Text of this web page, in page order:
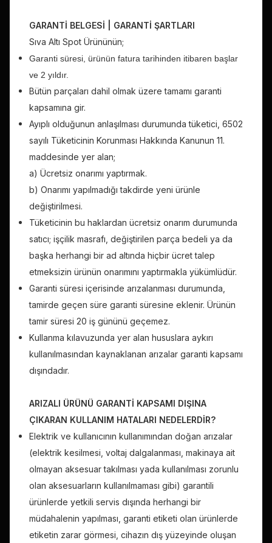
GARANTİ BELGESİ | GARANTİ ŞARTLARI
Sıva Altı Spot Ürününün;
Garanti süresi, ürünün fatura tarihinden itibaren başlar
ve 2 yıldır.
Bütün parçaları dahil olmak üzere tamamı garanti
kapsamına gir.
Ayıplı olduğunun anlaşılması durumunda tüketici, 6502
sayılı Tüketicinin Korunması Hakkında Kanunun 11.
maddesinde yer alan;
a) Ücretsiz onarımı yaptırmak.
b) Onarımı yapılmadığı takdirde yeni ürünle
değiştirilmesi.
Tüketicinin bu haklardan ücretsiz onarım durumunda
satıcı; işçilik masrafı, değiştirilen parça bedeli ya da
başka herhangi bir ad altında hiçbir ücret talep
etmeksizin ürünün onarımını yaptırmakla yükümlüdür.
Garanti süresi içerisinde arızalanması durumunda,
tamirde geçen süre garanti süresine eklenir. Ürünün
tamir süresi 20 iş gününü geçemez.
Kullanma kılavuzunda yer alan hususlara aykırı
kullanılmasından kaynaklanan arızalar garanti kapsamı
dışındadır.
ARIZALI ÜRÜNÜ GARANTİ KAPSAMI DIŞINA
ÇIKARAN KULLANIM HATALARI NEDELERDİR?
Elektrik ve kullanıcının kullanımından doğan arızalar
(elektrik kesilmesi, voltaj dalgalanması, makinaya ait
olmayan aksesuar takılması yada kullanılması zorunlu
olan aksesuarların kullanılmaması gibi) garantili
ürünlerde yetkili servis dışında herhangi bir
müdahalenin yapılması, garanti etiketi olan ürünlerde
etiketin zarar görmesi, cihazın dış yüzeyinde oluşan